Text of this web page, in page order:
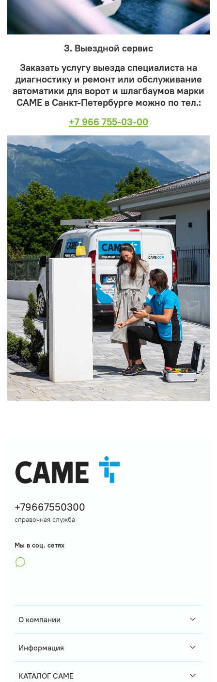
3. Выездной сервис
Заказать услугу выезда специалиста на
диагностику и ремонт или обслуживание
автоматики для ворот и шлагбаумов марки
САМЕ в Санкт-Петербурге можно по тел.:
+7 966 755-03-00
О компании
Информация
КАТАЛОГ CAME
+79667550300
справочная служба
Мы в соц. сетях